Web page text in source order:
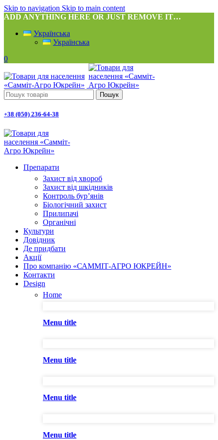
Skip to navigation Skip to main content
ADD ANYTHING HERE OR JUST REMOVE IT…
Українська
Українська
0
Пошук
+38 (050) 236-64-38
Препарати
Захист від хвороб
Захист від шкідників
Контроль бур’янів
Біологічний захист
Прилипачі
Органічні
Культури
Довідник
Де придбати
Акції
Про компанію «САММІТ-АГРО ЮКРЕЙН»
Контакти
Design
Home
Menu title
Menu title
Menu title
Menu title